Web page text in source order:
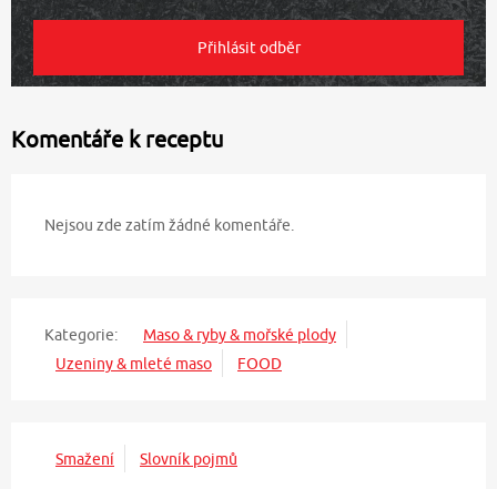
Komentáře k receptu
Nejsou zde zatím žádné komentáře.
Kategorie:
Maso & ryby & mořské plody
Uzeniny & mleté maso
FOOD
Smažení Slovník pojmů